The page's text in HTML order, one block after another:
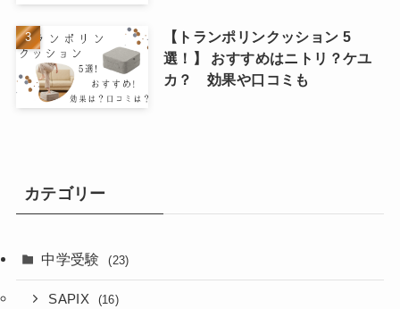
【トランポリンクッション 5
選！】 おすすめはニトリ？ケユ
カ？ 効果や口コミも
カテゴリー
中学受験 (23)
SAPIX (16)